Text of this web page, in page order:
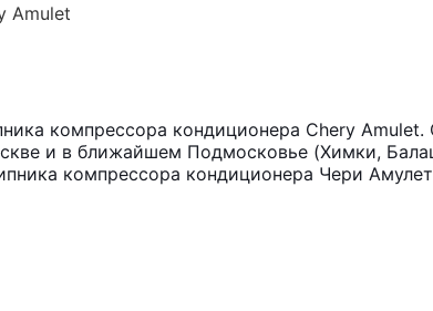
Amulet
компрессора кондиционера Chery Amulet.
и в ближайшем Подмосковье (Химки,
компрессора кондиционера Чери